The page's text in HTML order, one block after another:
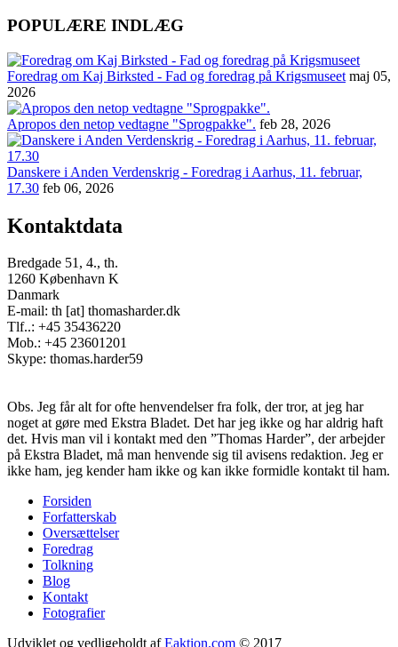
POPULÆRE INDLÆG
Foredrag om Kaj Birksted - Fad og foredrag på Krigsmuseet maj 05,
2026
Apropos den netop vedtagne "Sprogpakke". feb 28, 2026
Danskere i Anden Verdenskrig - Foredrag i Aarhus, 11. februar,
17.30 feb 06, 2026
Kontaktdata
Bredgade 51, 4., th.
1260 København K
Danmark
E-mail: th [at] thomasharder.dk
Tlf..: +45 35436220
Mob.: +45 23601201
Skype: thomas.harder59
Obs. Jeg får alt for ofte henvendelser fra folk, der tror, at jeg har
noget at gøre med Ekstra Bladet. Det har jeg ikke og har aldrig haft
det. Hvis man vil i kontakt med den ”Thomas Harder”, der arbejder
på Ekstra Bladet, må man henvende sig til avisens redaktion. Jeg er
ikke ham, jeg kender ham ikke og kan ikke formidle kontakt til ham.
Footer
menu
Forsiden
Forfatterskab
Oversættelser
Foredrag
Tolkning
Blog
Kontakt
Fotografier
Udviklet og vedligeholdt afEaktion.com © 2017